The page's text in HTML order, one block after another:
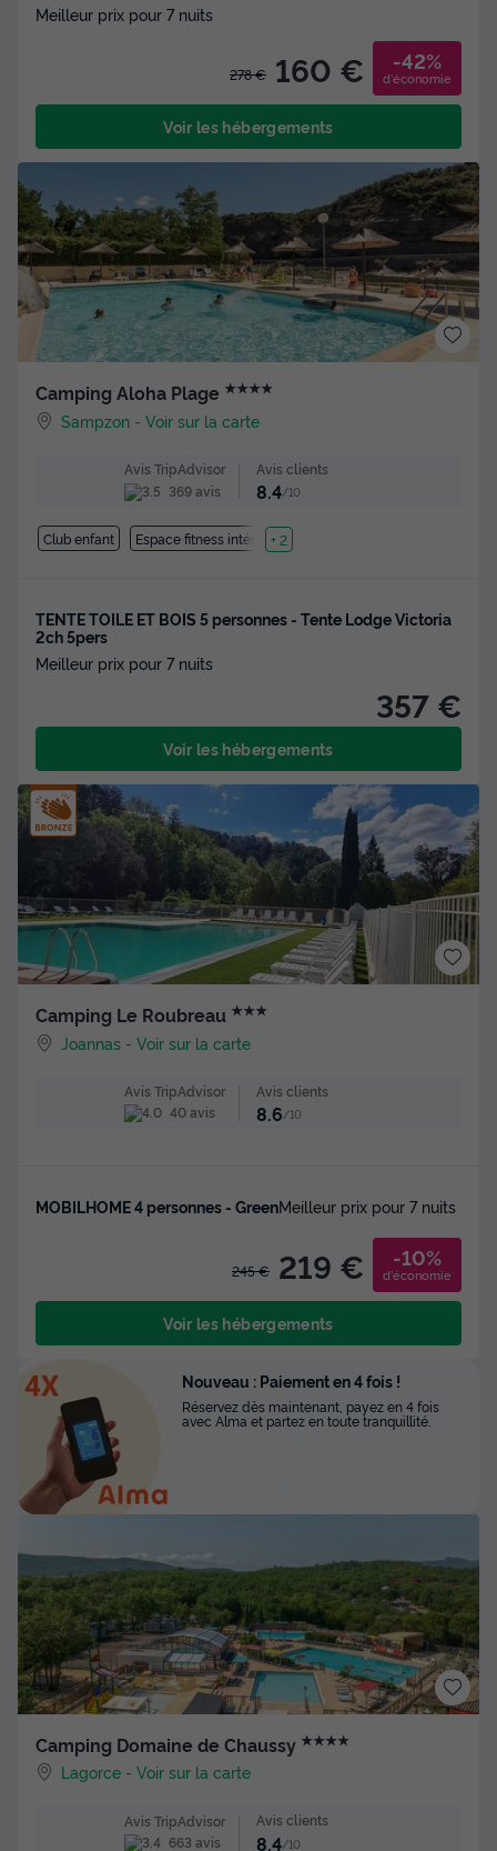
Meilleur prix pour 7 nuits
278 € 160 € -42%
d'économie
Voir les hébergements
Camping Aloha Plage ★★★★
Sampzon -Voir sur la carte
Avis TripAdvisor
369 avis
Avis clients
8.4/10
Club enfant Espace fitness intérieure
+ 2
TENTE TOILE ET BOIS 5 personnes - Tente Lodge Victoria
2ch 5pers
Meilleur prix pour 7 nuits
357 €
Voir les hébergements
Camping Le Roubreau ★★★
Joannas -Voir sur la carte
Avis TripAdvisor
40 avis
Avis clients
8.6/10
MOBILHOME 4 personnes - GreenMeilleur prix pour 7 nuits
245 € 219 € -10%
d'économie
Voir les hébergements
Camping Domaine de Chaussy ★★★★
Lagorce -Voir sur la carte
Avis TripAdvisor
663 avis
Avis clients
8.4/10
Nouveau : Paiement en 4 fois !
Réservez dès maintenant, payez en 4 fois
avec Alma et partez en toute tranquillité.